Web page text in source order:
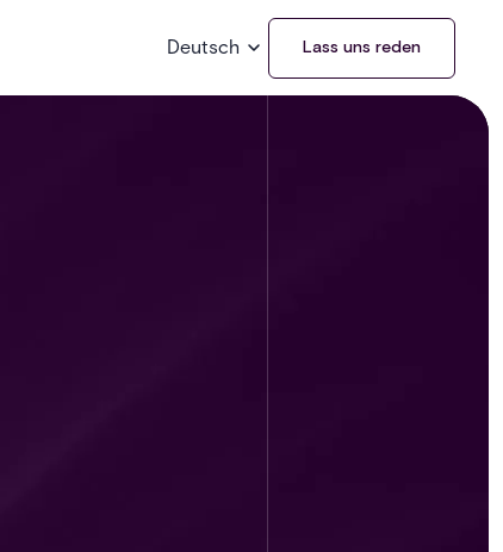
Deutsch Lass uns reden